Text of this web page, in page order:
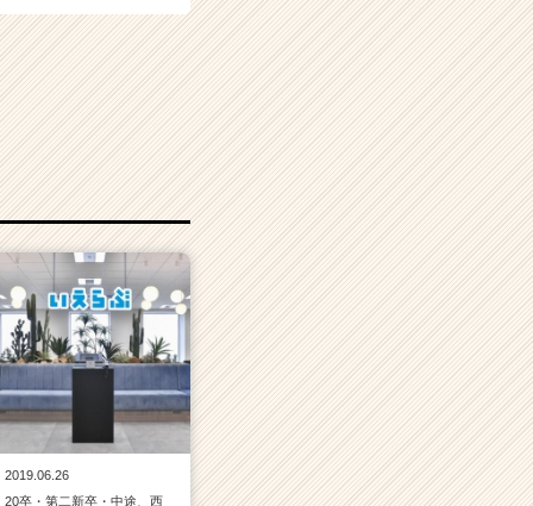
2019.06.26
20卒・第二新卒・中途、西